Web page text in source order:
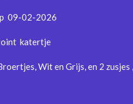
09-02-2026
katertje
Wit en Grijs, en 2 zusjes